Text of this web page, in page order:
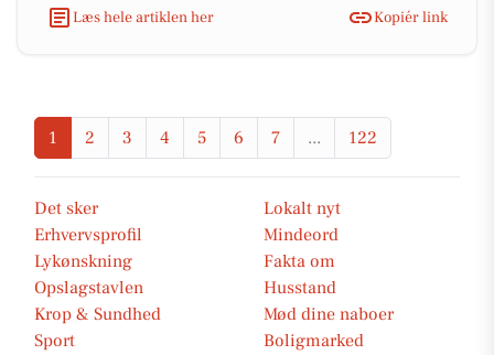
Læs hele artiklen her
Kopiér link
1 2 3 4 5 6 7 ... 122
Det sker
Lokalt nyt
Erhvervsprofil
Mindeord
Lykønskning
Fakta om
Opslagstavlen
Husstand
Krop & Sundhed
Mød dine naboer
Sport
Boligmarked